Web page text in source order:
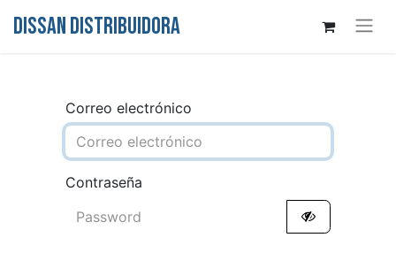
DISSAN DISTRIBUIDORA
Correo electrónico
Contraseña